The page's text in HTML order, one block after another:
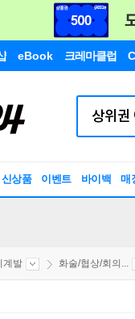
eBook 크레마클럽
신상품 이벤트 바이백 매
계발 화술/협상/회의...